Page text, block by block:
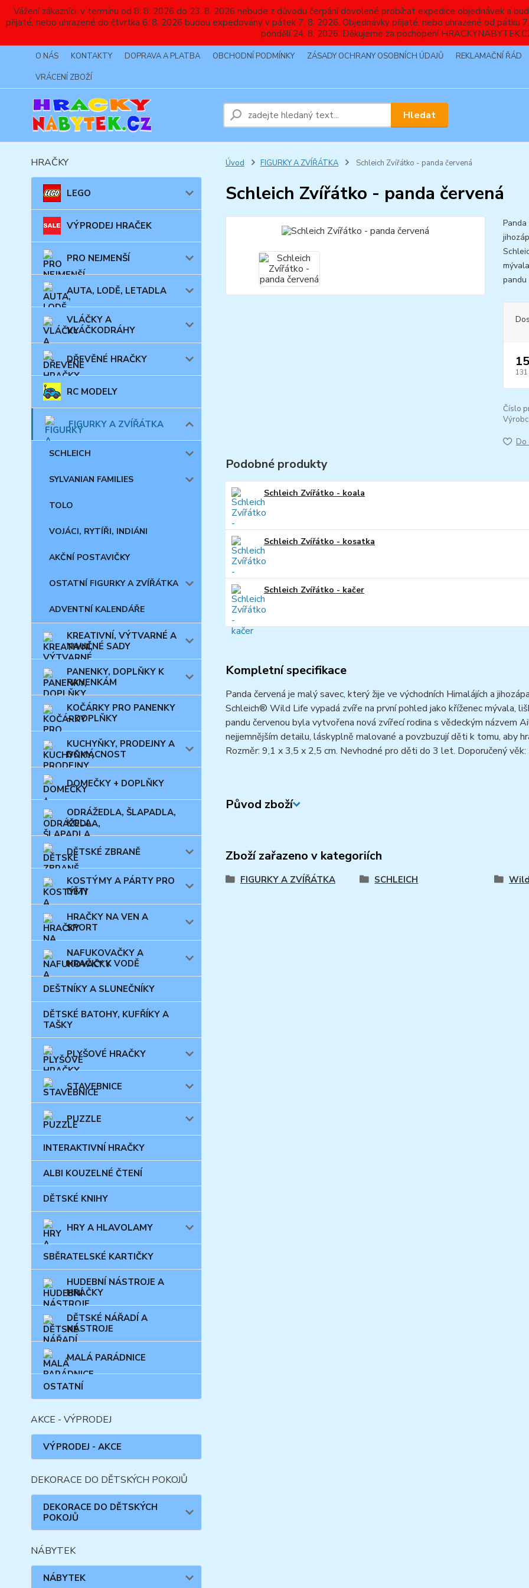
Vážení zákazníci, v termínu od 8. 8. 2026 do 23. 8. 2026 nebude z důvodu čerpání dovolené probíhat expedice objednávek a
přijaté, nebo uhrazené do čtvrtka 6. 8. 2026 budou expedovány v pátek 7. 8. 2026. Objednávky přijaté, nebo uhrazené od
pondělí 24. 8. 2026. Děkujeme za pochopení
O NÁS KONTAKTY DOPRAVA A PLATBA OBCHODNÍ PODMÍNKY ZÁSADY OCHRANY OSOBNÍCH ÚDAJŮ
REKLAMAČNÍ ŘÁD
VRÁCENÍ ZBOŽÍ
Hledat
HRAČKY
LEGO
VÝPRODEJ HRAČEK
PRO NEJMENŠÍ
AUTA, LODĚ, LETADLA
VLÁČKY A
VLÁČKODRÁHY
DŘEVĚNÉ HRAČKY
RC MODELY
FIGURKY A ZVÍŘÁTKA
SCHLEICH
SYLVANIAN FAMILIES
TOLO
VOJÁCI, RYTÍŘI, INDIÁNI
AKČNÍ POSTAVIČKY
OSTATNÍ FIGURKY A ZVÍŘÁTKA
ADVENTNÍ KALENDÁŘE
KREATIVNÍ, VÝTVARNÉ A
NAUČNÉ SADY
PANENKY, DOPLŇKY K
PANENKÁM
KOČÁRKY PRO PANENKY
+ DOPLŇKY
KUCHYŇKY, PRODEJNY A
DOMÁCNOST
DOMEČKY + DOPLŇKY
ODRÁŽEDLA, ŠLAPADLA,
KOLA
DĚTSKÉ ZBRANĚ
KOSTÝMY A PÁRTY PRO
DĚTI
HRAČKY NA VEN A
SPORT
NAFUKOVAČKY A
HRAČKY K VODĚ
DEŠTNÍKY A SLUNEČNÍKY
DĚTSKÉ BATOHY, KUFŘÍKY A
TAŠKY
PLYŠOVÉ HRAČKY
STAVEBNICE
PUZZLE
INTERAKTIVNÍ HRAČKY
ALBI KOUZELNÉ ČTENÍ
DĚTSKÉ KNIHY
HRY A HLAVOLAMY
SBĚRATELSKÉ KARTIČKY
HUDEBNÍ NÁSTROJE A
HRAČKY
DĚTSKÉ NÁŘADÍ A
NÁSTROJE
MALÁ PARÁDNICE
OSTATNÍ
AKCE - VÝPRODEJ
VÝPRODEJ - AKCE
DEKORACE DO DĚTSKÝCH POKOJŮ
DEKORACE DO DĚTSKÝCH
POKOJŮ
NÁBYTEK
NÁBYTEK
Úvod FIGURKY A ZVÍŘÁTKA Schleich Zvířátko - panda červená
Schleich Zvířátko - panda červená
pandu
131
Číslo
Do
Podobné produkty
Schleich Zvířátko - koala
Schleich Zvířátko - kosatka
Schleich Zvířátko - kačer
Kompletní specifikace
Panda červená je malý savec, který žije ve východních Himalájích a
Schleich® Wild Life vypadá zvíře na první pohled jako kříženec mývala,
pandu červenou byla vytvořena nová zvířecí rodina s vědeckým názvem
nejjemnějším detailu, láskyplně malované a povzbuzují děti k tomu, aby
Rozměr: 9,1 x 3,5 x 2,5 cm. Nevhodné pro děti do 3 let. Doporučený
Původ zboží
Zboží zařazeno v kategoriích
FIGURKY A ZVÍŘÁTKA SCHLEICH